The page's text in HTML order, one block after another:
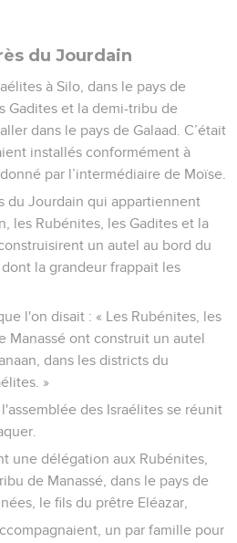
du Jourdain
à Silo, dans le pays de
Gadites et la demi-tribu de
dans le pays de Galaad. C’était
installés conformément à
par l’intermédiaire de Moïse.
du Jourdain qui appartiennent
les Rubénites, les Gadites et la
un autel au bord du
la grandeur frappait les
l'on disait : « Les Rubénites, les
Manassé ont construit un autel
dans les districts du
»
des Israélites se réunit
une délégation aux Rubénites,
de Manassé, dans le pays de
le fils du prêtre Eléazar,
un par famille pour